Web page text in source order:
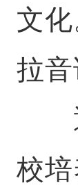
文化
拉音
通
校